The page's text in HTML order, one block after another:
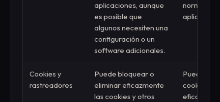
aplicaciones, aunque
es posible que
algunos necesiten una
configuración o un
software adicionales.
aplicación
Cookies y
rastreadores
Puede bloquear o
eliminar eficazmente
las cookies y otros
Pueden
cookies,
eficaces